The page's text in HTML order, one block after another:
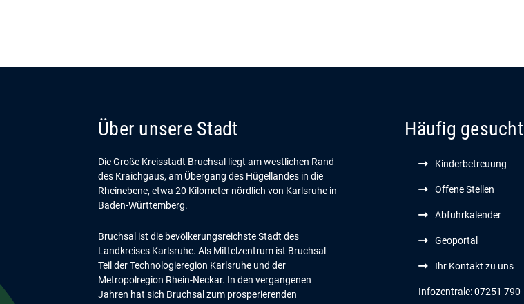
Über unsere Stadt
Die Große Kreisstadt Bruchsal liegt am westlichen Rand
des Kraichgaus, am Übergang des Hügellandes in die
Rheinebene, etwa 20 Kilometer nördlich von Karlsruhe in
Baden-Württemberg.
Bruchsal ist die bevölkerungsreichste Stadt des
Landkreises Karlsruhe. Als Mittelzentrum ist Bruchsal
Teil der Technologieregion Karlsruhe und der
Metropolregion Rhein-Neckar. In den vergangenen
Jahren hat sich Bruchsal zum prosperierenden
Häufig gesucht
Kinderbetreuung
Offene Stellen
Abfuhrkalender
Geoportal
Ihr Kontakt zu uns
Infozentrale: 07251 790